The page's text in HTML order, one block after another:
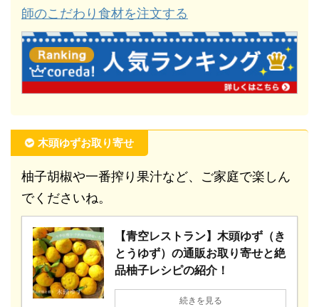
師のこだわり食材を注文する
木頭ゆずお取り寄せ
柚子胡椒や一番搾り果汁など、ご家庭で楽しん
でくださいね。
【青空レストラン】木頭ゆず（き
とうゆず）の通販お取り寄せと絶
品柚子レシピの紹介！
続きを見る